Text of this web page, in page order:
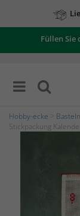
Füllen
Hobby-ecke Basteln
Stickpackung